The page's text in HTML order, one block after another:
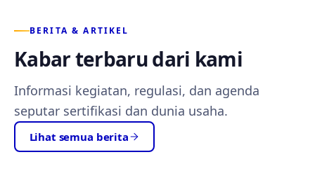
BERITA & ARTIKEL
Kabar terbaru dari kami
Informasi kegiatan, regulasi, dan agenda
seputar sertifikasi dan dunia usaha.
Lihat semua berita